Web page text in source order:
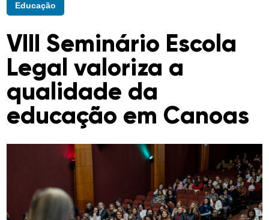
Educação
VIII Seminário Escola
Legal valoriza a
qualidade da
educação em Canoas